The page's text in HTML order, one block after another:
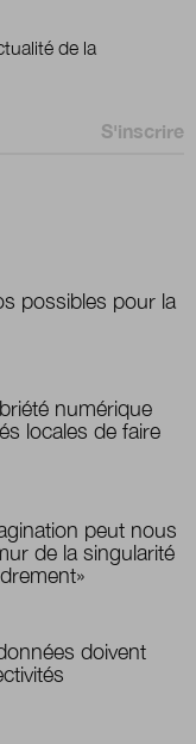
de la
possibles pour la
numérique
locales de faire
peut nous
de la singularité
doivent